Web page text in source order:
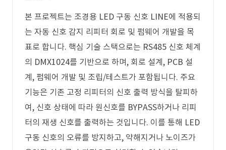
본 프로젝트는 조경용 LED 구동 신호 LINE에 적용되
는 자동 신호 감지 리피터 회로 및 펌웨어 개발을 목
표로 합니다. 핵심 기술 스택으로는 RS485 신호 체계
의 DMX1024를 기반으로 하며, 회로 설계, PCB 설
계, 펌웨어 개발 및 조립/테스트가 포함됩니다. 주요
기능은 기존 고정 리피터의 신호 출력 방식을 탈피하
여, 신호 상태에 따라 원신호를 BYPASS하거나 리피
터의 재생 신호를 출력하는 것입니다. 이를 통해 LED
구동 신호의 오류를 방지하고, 약해지거나 노이즈가